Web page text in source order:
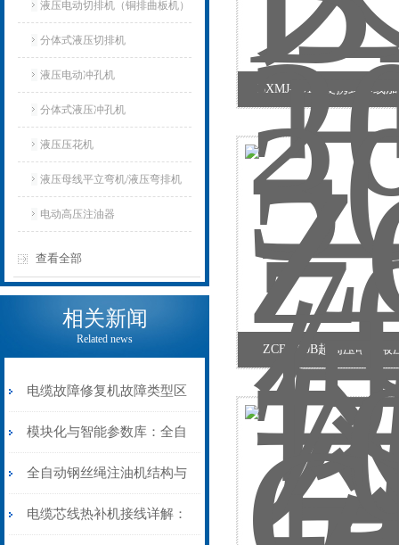
液压电动切排机（铜排曲板机）
分体式液压切排机
液压电动冲孔机
分体式液压冲孔机
液压压花机
液压母线平立弯机/液压弯排机
电动高压注油器
查看全部
相关新闻
Related news
电缆故障修复机故障类型区
分指南：从“绝缘电
阻”到“波形特征”的精准诊
断逻辑
模块化与智能参数库：全自
动电缆修复机的快速换型逻
辑
全自动钢丝绳注油机结构与
工作原理：揭秘高效润滑的
电缆芯线热补机接线详解：
BXMJ-301S 便携式母线
ZCB-700B超高压电动液